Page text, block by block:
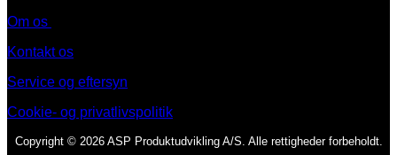
Om os
Kontakt os
Service og eftersyn
Cookie- og privatlivspolitik
Copyright © 2026 ASP Produktudvikling A/S. Alle rettigheder forbeholdt.